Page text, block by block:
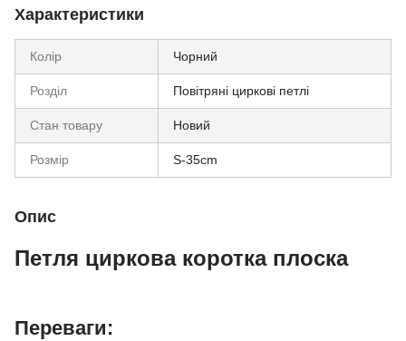
Характеристики
Колір Чорний
Розділ Повітряні циркові петлі
Стан товару Новий
Розмір S-35cm
Опис
Петля циркова коротка плоска
Переваги: